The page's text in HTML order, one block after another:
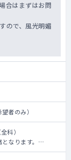
合はまずはお問
ので、風光明媚
者のみ）
科）
なります。
ていただきます。